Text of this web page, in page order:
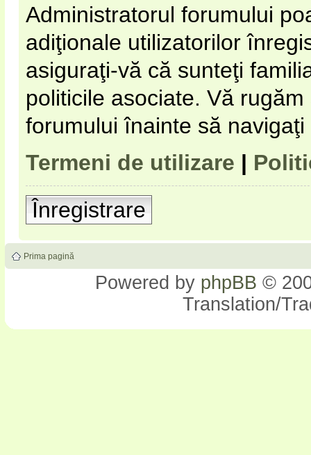
Administratorul forumului
adiţionale utilizatorilor
asiguraţi-vă că sunteţi
politicile asociate. Vă
forumului înainte să
Termeni de utilizare |
Înregistrare
Prima pagină
Powered by phpBB ©
Translation/